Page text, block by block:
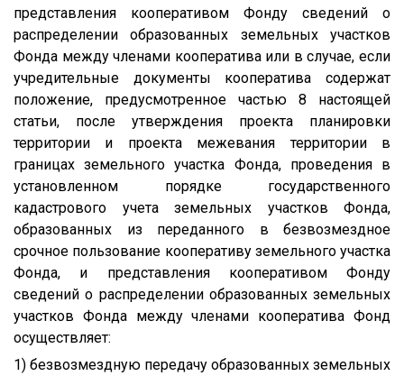
представления кооперативом Фонду сведений о
распределении образованных земельных участков
Фонда между членами кооператива или в случае, если
учредительные документы кооператива содержат
положение, предусмотренное частью 8 настоящей
статьи, после утверждения проекта планировки
территории и проекта межевания территории в
границах земельного участка Фонда, проведения в
установленном порядке государственного
кадастрового учета земельных участков Фонда,
образованных из переданного в безвозмездное
срочное пользование кооперативу земельного участка
Фонда, и представления кооперативом Фонду
сведений о распределении образованных земельных
участков Фонда между членами кооператива Фонд
осуществляет:
1) безвозмездную передачу образованных земельных